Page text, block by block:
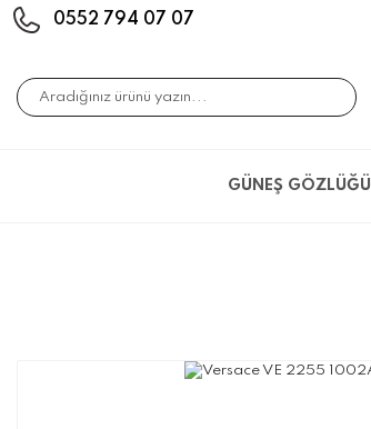
0552 794 07 07
GÜNEŞ GÖZLÜĞÜ